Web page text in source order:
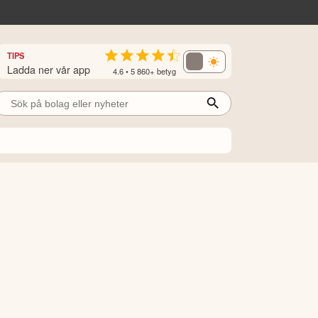
TIPS
Ladda ner vår app 4.6 • 5 860+ betyg